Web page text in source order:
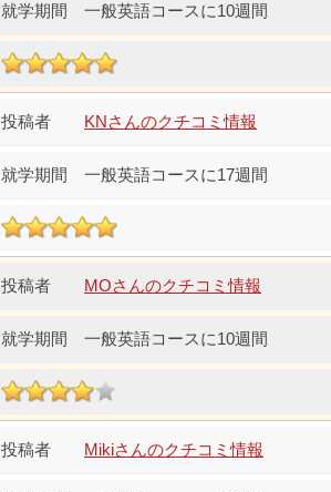
一般英語コースに10週間
KNさんのクチコミ情報
一般英語コースに17週間
MOさんのクチコミ情報
一般英語コースに10週間
Mikiさんのクチコミ情報